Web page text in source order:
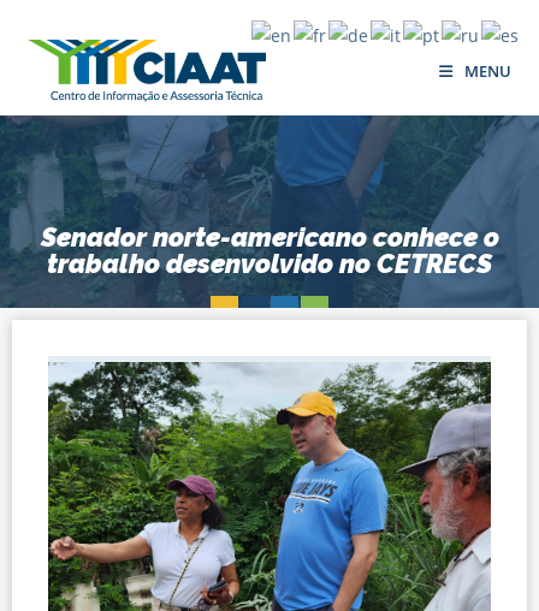
MENU
Senador norte-americano conhece o
trabalho desenvolvido no CETRECS